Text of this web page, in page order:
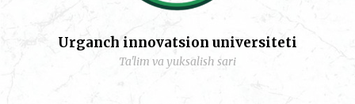
Urganch innovatsion universiteti
Ta'lim va yuksalish sari